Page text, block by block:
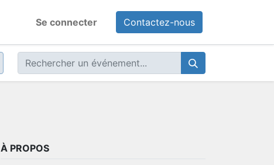
Se connecter Contactez-nous
À PROPOS